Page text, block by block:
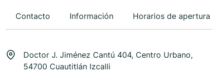
Contacto Información Horarios de apertura
Doctor J. Jiménez Cantú 404, Centro Urbano,
54700 Cuautitlán Izcalli